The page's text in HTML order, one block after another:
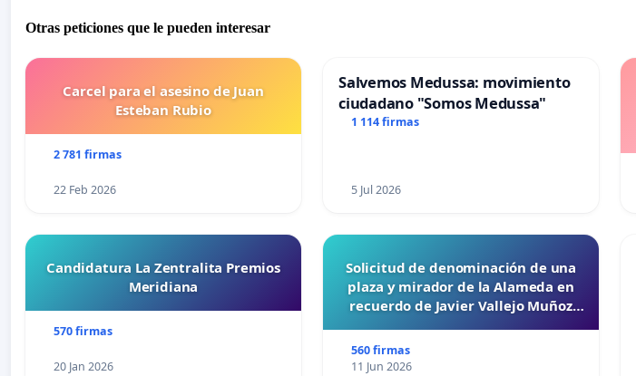
Otras peticiones que le pueden interesar
Carcel para el asesino de Juan
Esteban Rubio
2 781 firmas
22 Feb 2026
Salvemos Medussa: movimiento
ciudadano "Somos Medussa"
1 114 firmas
5 Jul 2026
Candidatura La Zentralita Premios
Meridiana
570 firmas
20 Jan 2026
Solicitud de denominación de una
plaza y mirador de la Alameda en
recuerdo de Javier Vallejo Muñoz
560 firmas
11 Jun 2026